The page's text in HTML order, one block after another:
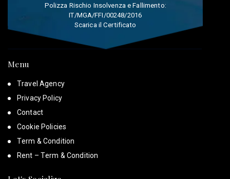
Polizza Rischio Insolvenza e Fallimento:
IT/MGA/FFI/00248/2016
Scarica il Certificato
Menu
Travel Agency
Privacy Policy
Contact
Cookie Policies
Term & Condition
Rent – Term & Condition